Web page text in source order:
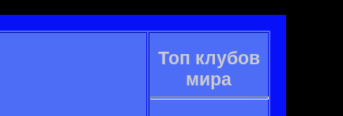
Топ клубов
мира